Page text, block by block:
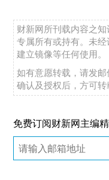
财新网所刊载内容之
专属所有或持有。未
建立镜像等任何使用。
如有意愿转载，请发邮
确认及授权后，方可转
免费订阅财新网主编